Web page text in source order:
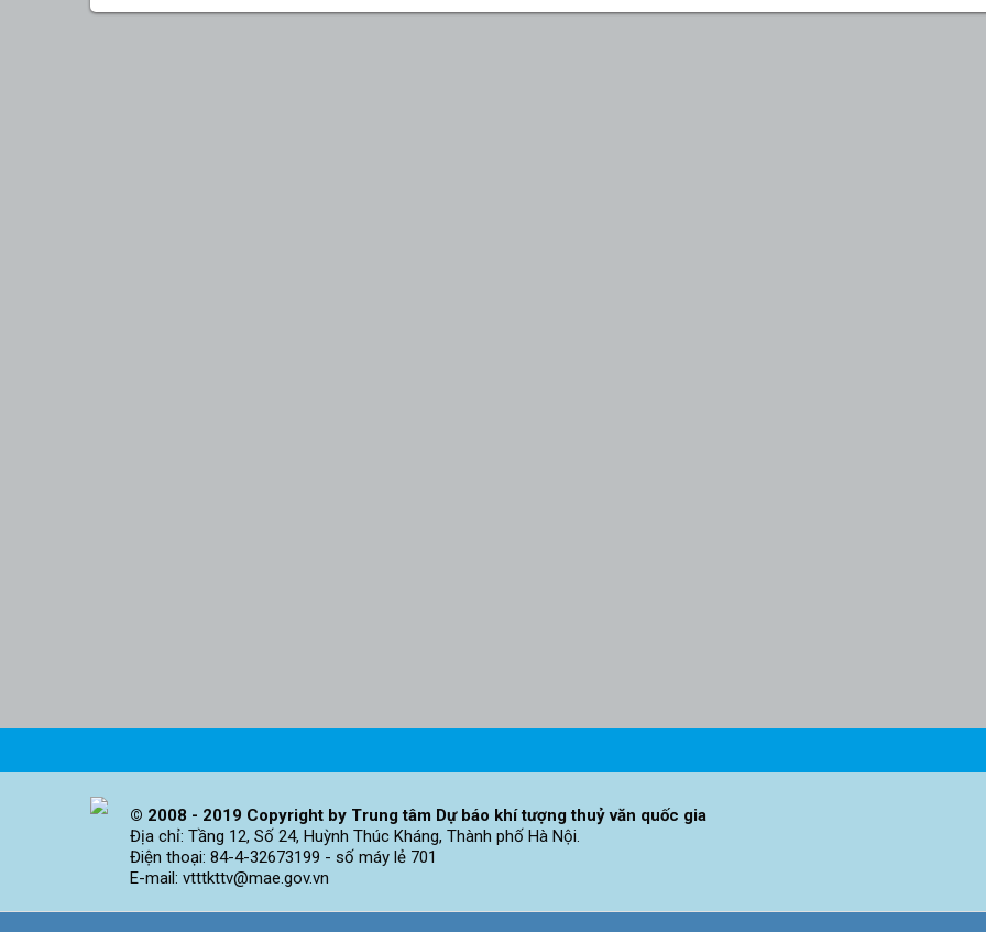
© 2008 - 2019 Copyright by Trung tâm Dự báo khí tượng thuỷ văn quốc gia
Địa chỉ: Tầng 12, Số 24, Huỳnh Thúc Kháng, Thành phố Hà Nội.
Điện thoại: 84-4-32673199 - số máy lẻ 701
E-mail: vtttkttv@mae.gov.vn